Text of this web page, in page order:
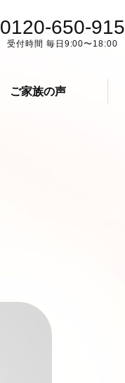
0120-650-915
受付時間 毎日9:00〜18:00
ご家族の声